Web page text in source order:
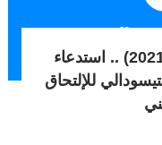
كأس إفريقيا للأمم (الكاميرون 2021) .. استدعاء
للإلتحاق